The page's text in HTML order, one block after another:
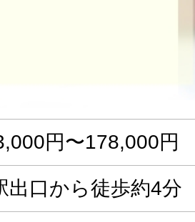
円〜178,000円
出口から徒歩約4分